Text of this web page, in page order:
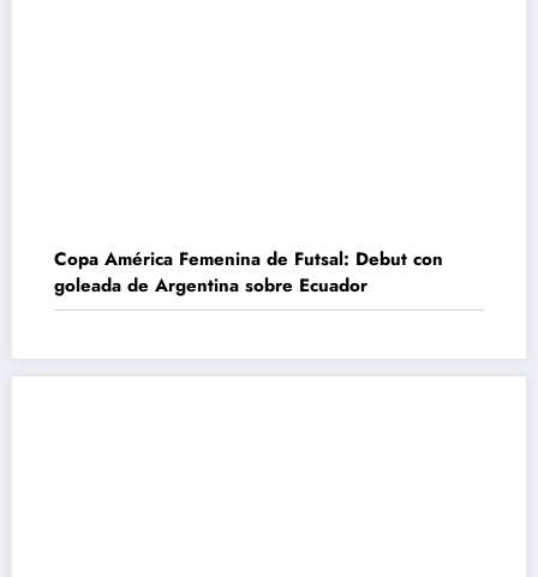
Copa América Femenina de Futsal: Debut con
goleada de Argentina sobre Ecuador